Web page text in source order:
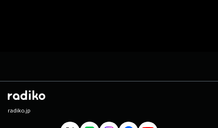
radiko.jp